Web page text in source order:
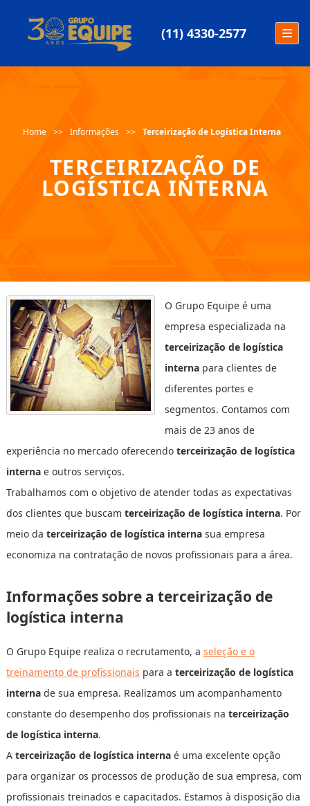
(11) 4330-2577
Home Informações Terceirização de Logística Interna
TERCEIRIZAÇÃO DE
LOGÍSTICA INTERNA
O Grupo Equipe é uma
empresa especializada na
terceirização de logística
interna para clientes de
diferentes portes e
segmentos. Contamos com
mais de 23 anos de
experiência no mercado oferecendo terceirização de logística
internae outros serviços.
Trabalhamos com o objetivo de atender todas as expectativas
dos clientes que buscam terceirização de logística interna. Por
meio da terceirização de logística internasua empresa
economiza na contratação de novos profissionais para a área.
Informações sobre a terceirização de
logística interna
O Grupo Equipe realiza o recrutamento, a seleção e o
treinamento de profissionais para a terceirização de logística
internade sua empresa. Realizamos um acompanhamento
constante do desempenho dos profissionais na terceirização
de logística interna.
A terceirização de logística internaé uma excelente opção
para organizar os processos de produção de sua empresa, com
profissionais treinados e capacitados. Estamos à disposição dia